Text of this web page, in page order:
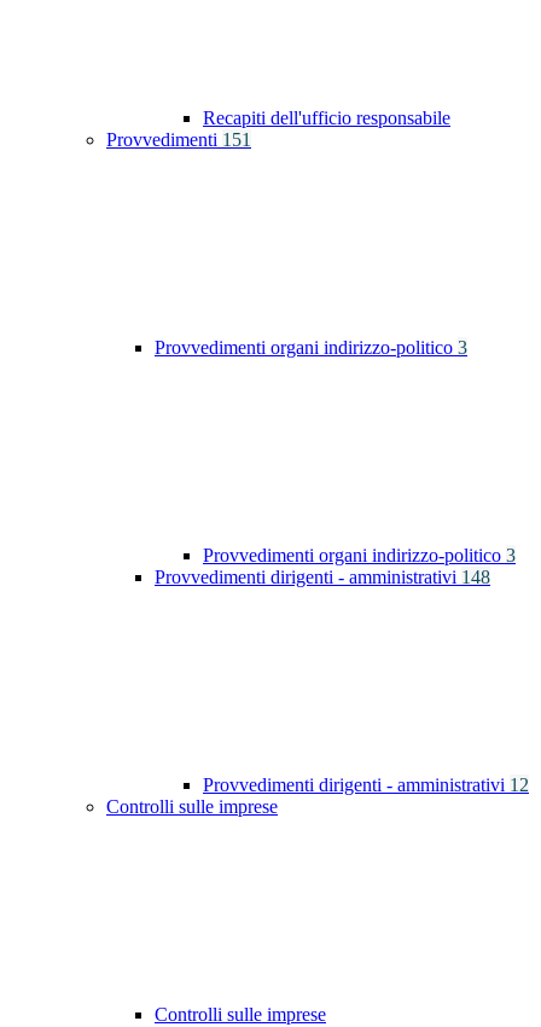
Recapiti dell'ufficio responsabile
Provvedimenti 151
Provvedimenti organi indirizzo-politico 3
Provvedimenti organi indirizzo-politico 3
Provvedimenti dirigenti - amministrativi 148
Provvedimenti dirigenti - amministrativi 12
Controlli sulle imprese
Controlli sulle imprese